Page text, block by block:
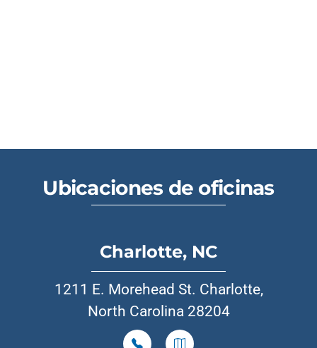
Ubicaciones de oficinas
Charlotte, NC
1211 E. Morehead St. Charlotte,
North Carolina 28204